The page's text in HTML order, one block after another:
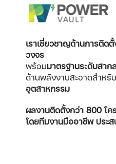
เราเชี่ยวชาญด้านการติด
วงจร
พร้อมมาตรฐานระดับสาก
ด้านพลังงานสะอาดสำหรับ
อุตสาหกรรม
ผลงานติดตั้งกว่า 800 โค
โดยทีมงานมืออาชีพ ประ